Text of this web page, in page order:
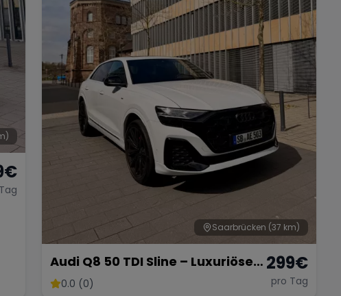
€
Saarbrücken (37 km)
Audi Q8 50 TDI Sline – Luxuriöses
SUV mit 286 PS
0.0 (0)
299€
pro Tag